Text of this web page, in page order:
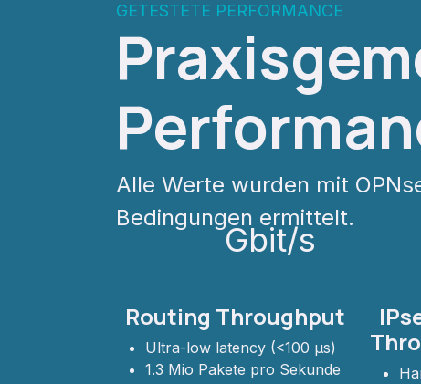
GETESTETE PERFORMANCE
Alle Werte wurden mit
Bedingungen ermittelt.
Gbit/s
Routing Throughput
Ultra-low latency (<100 µs)
1.3 Mio Pakete pro Sekunde